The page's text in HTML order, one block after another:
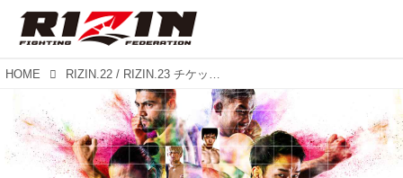
HOME RIZIN.22 / RIZIN.23 チケット一般発売がスタート！選手応援シートも発売！